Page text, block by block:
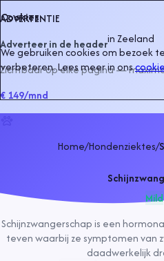
ADVERTENTIE
Adverteer in de headerinZeeland
Zichtbaar op elke pagina —
€ 149/mnd
Home/Hondenziektes/
Mild
Schijnzwangerschap is een
teven waarbij ze symptomen van
daadwerkelijk
Cookies
We gebruiken cookies om bezoek
verbeteren. Lees meer in ons